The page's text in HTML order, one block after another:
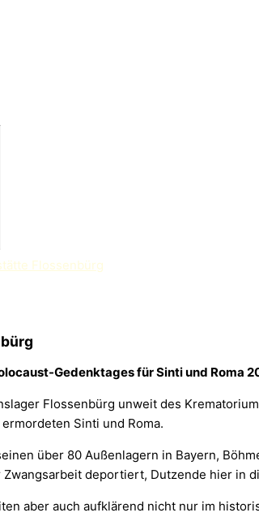
Flossenbürg
Gedenktages für Sinti und Roma
Flossenbürg unweit des
Sinti und Roma.
über 80 Außenlagern in Bayern,
deportiert, Dutzende hier
aber auch aufklärend nicht nur im